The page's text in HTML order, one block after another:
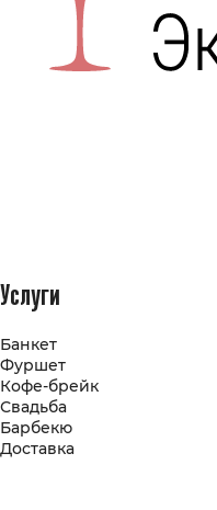
Услуги
Банкет
Фуршет
Кофе-брейк
Свадьба
Барбекю
Доставка